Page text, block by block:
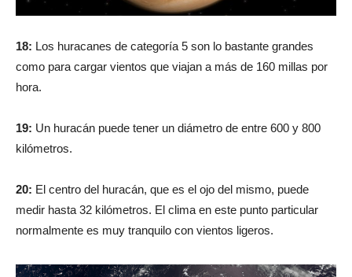
18: Los huracanes de categoría 5 son lo bastante grandes
como para cargar vientos que viajan a más de 160 millas por
hora.
19: Un huracán puede tener un diámetro de entre 600 y 800
kilómetros.
20: El centro del huracán, que es el ojo del mismo, puede
medir hasta 32 kilómetros. El clima en este punto particular
normalmente es muy tranquilo con vientos ligeros.